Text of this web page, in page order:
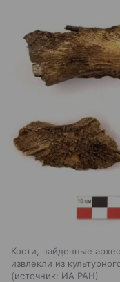
Кости, найденные
извлекли из
источник: ИА РАН